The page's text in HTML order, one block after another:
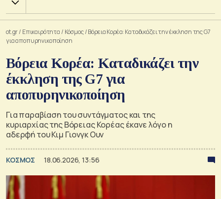
Χ.Α.
ot.gr/ Επικαιρότητα / Κόσμος/Βόρεια Κορέα: Καταδικάζει την έκκληση της G7
για αποπυρηνικοποίηση
Βόρεια Κορέα: Καταδικάζει την
έκκληση της G7 για
αποπυρηνικοποίηση
Για παραβίαση του συντάγματος και της
κυριαρχίας της Βόρειας Κορέας έκανε λόγο η
αδερφή του Κιμ Γιονγκ Ουν
ΚΟΣΜΟΣ 18.06.2026, 13:56